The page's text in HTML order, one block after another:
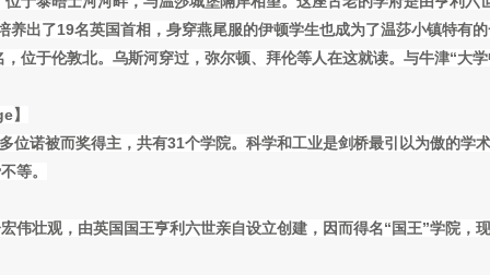
养出了19名英国首相，身穿燕尾服的伊顿学生也成为了温莎小镇特有
，位于伦敦北。乌斯河穿过，弥尔顿、拜伦等人在这就读。与牛津“大
】
位诺被而奖得主，共有31个学院。科学和工业是剑桥最引以为傲的学
等。
伟壮观，由英国国王亨利六世亲自设立创建，因而得名“国王”学院，